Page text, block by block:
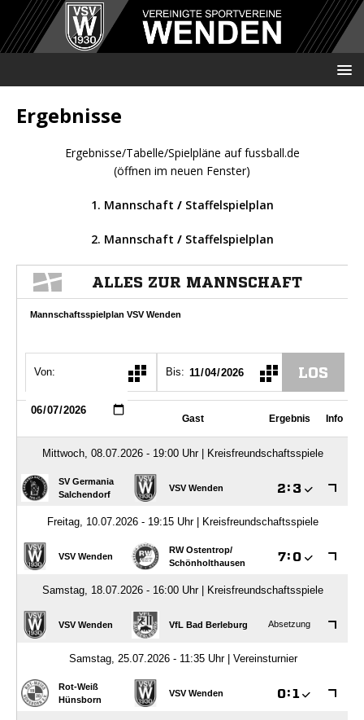
Ergebnisse
Ergebnisse/Tabelle/Spielpläne auf fussball.de
(öffnen im neuen Fenster)
1. Mannschaft / Staffelspielplan
2. Mannschaft / Staffelspielplan